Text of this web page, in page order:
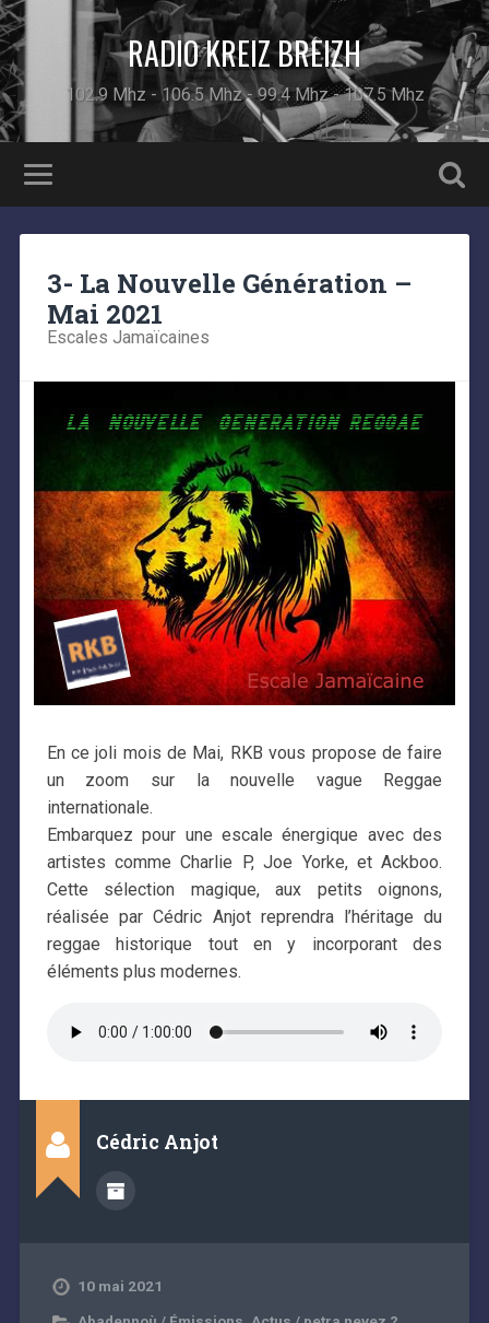
RADIO KREIZ BREIZH
102.9 Mhz - 106.5 Mhz - 99.4 Mhz - 107.5 Mhz
3- La Nouvelle Génération –
Mai 2021
Escales Jamaïcaines
En ce joli mois de Mai, RKB vous propose de faire
un zoom sur la nouvelle vague Reggae
internationale.
Embarquez pour une escale énergique avec des
artistes comme Charlie P, Joe Yorke, et Ackboo.
Cette sélection magique, aux petits oignons,
réalisée par Cédric Anjot reprendra l’héritage du
reggae historique tout en y incorporant des
éléments plus modernes.
Cédric Anjot
10 mai 2021